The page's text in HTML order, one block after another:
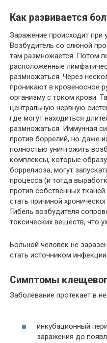
Как развивается
Заражение происходит при
Возбудитель со слюной
там размножается. Потом
расположенные
размножаться. Через
проникают в кровеносное
организму с током крови.
центральную нервную
где могут находиться
размножаться. Иммунная
против боррелий, но даже
полностью уничтожить
комплексы, которые
боррелиоза, могут
процесса (и тогда
против собственных
стать причиной
Гибель возбудителя
токсических веществ, что
Больной человек не
стать источником инфекции.
Симптомы
Заболевание протекает в
инкубационный
заражения до